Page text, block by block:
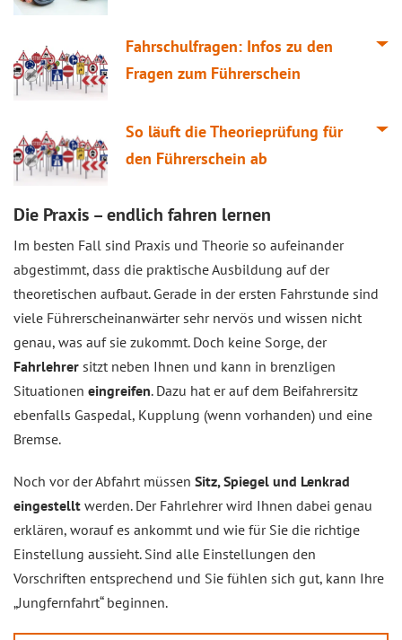
Fahrschulfragen: Infos zu den
Fragen zum Führerschein
So läuft die Theorieprüfung für
den Führerschein ab
Die Praxis – endlich fahren lernen
Im besten Fall sind Praxis und Theorie so aufeinander
abgestimmt, dass die praktische Ausbildung auf der
theoretischen aufbaut. Gerade in der ersten Fahrstunde sind
viele Führerscheinanwärter sehr nervös und wissen nicht
genau, was auf sie zukommt. Doch keine Sorge, der
Fahrlehrer sitzt neben Ihnen und kann in brenzligen
Situationen eingreifen. Dazu hat er auf dem Beifahrersitz
ebenfalls Gaspedal, Kupplung (wenn vorhanden) und eine
Bremse.
Noch vor der Abfahrt müssen Sitz, Spiegel und Lenkrad
eingestellt werden. Der Fahrlehrer wird Ihnen dabei genau
erklären, worauf es ankommt und wie für Sie die richtige
Einstellung aussieht. Sind alle Einstellungen den
Vorschriften entsprechend und Sie fühlen sich gut, kann Ihre
„Jungfernfahrt“ beginnen.